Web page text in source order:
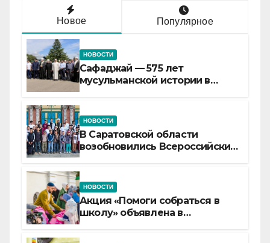
Новое Популярное
НОВОСТИ
Сафаджай — 575 лет
мусульманской истории в
НОВОСТИ
В Саратовской области
возобновились Всероссийские
НОВОСТИ
Акция «Помоги собраться в
школу» объявлена в